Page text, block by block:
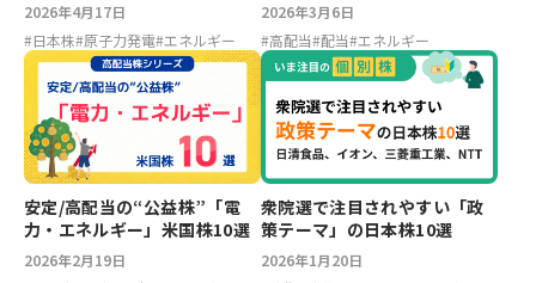
2026年4月17日
#日本株#原子力発電#エネルギー
2026年3月6日
#高配当#配当#エネルギー
安定/高配当の“公益株”「電
力・エネルギー」米国株10選
2026年2月19日
衆院選で注目されやすい「政
策テーマ」の日本株10選
2026年1月20日